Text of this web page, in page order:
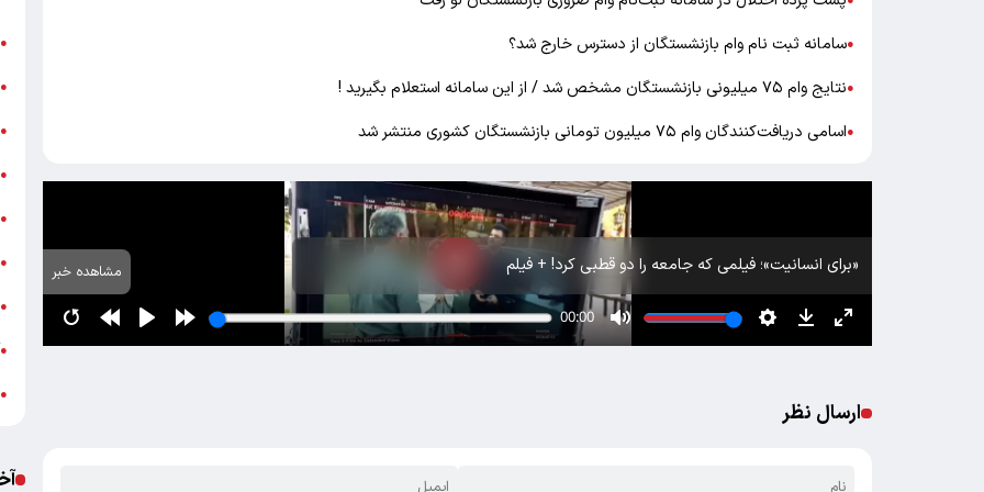
●سامانه ثبت نام وام بازنشستگان از دسترس خارج شد؟
●نتایج وام ۷۵ میلیونی بازنشستگان مشخص شد / از این سامانه استعلام بگیرید !
●اسامی دریافت‌کنندگان وام ۷۵ میلیون تومانی بازنشستگان کشوری منتشر شد
«برای انسانیت»؛ فیلمی که جامعه را دو قطبی کرد! + فیلم مشاهده خبر
ارسال نظر
●
●
●
●
●
●
●
●
●